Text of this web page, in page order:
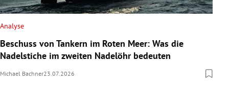
Analyse
Beschuss von Tankern im Roten Meer: Was die
Nadelstiche im zweiten Nadelöhr bedeuten
Michael Bachner23.07.2026